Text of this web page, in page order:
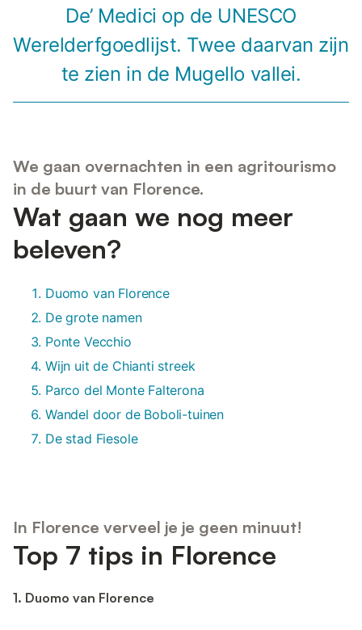
De’ Medici op de UNESCO
Werelderfgoedlijst. Twee daarvan zijn
te zien in de Mugello vallei.
We gaan overnachten in een agritourismo
in de buurt van Florence.
Wat gaan we nog meer
beleven?
Duomo van Florence
De grote namen
Ponte Vecchio
Wijn uit de Chianti streek
Parco del Monte Falterona
Wandel door de Boboli-tuinen
De stad Fiesole
In Florence verveel je je geen minuut!
Top 7 tips in Florence
1. Duomo van Florence